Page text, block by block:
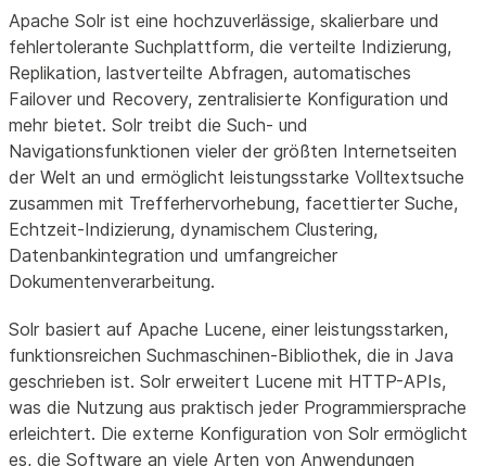
Apache Solr ist eine hochzuverlässige, skalierbare und
fehlertolerante Suchplattform, die verteilte Indizierung,
Replikation, lastverteilte Abfragen, automatisches
Failover und Recovery, zentralisierte Konfiguration und
mehr bietet. Solr treibt die Such- und
Navigationsfunktionen vieler der größten Internetseiten
der Welt an und ermöglicht leistungsstarke Volltextsuche
zusammen mit Trefferhervorhebung, facettierter Suche,
Echtzeit-Indizierung, dynamischem Clustering,
Datenbankintegration und umfangreicher
Dokumentenverarbeitung.
Solr basiert auf Apache Lucene, einer leistungsstarken,
funktionsreichen Suchmaschinen-Bibliothek, die in Java
geschrieben ist. Solr erweitert Lucene mit HTTP-APIs,
was die Nutzung aus praktisch jeder Programmiersprache
erleichtert. Die externe Konfiguration von Solr ermöglicht
es, die Software an viele Arten von Anwendungen